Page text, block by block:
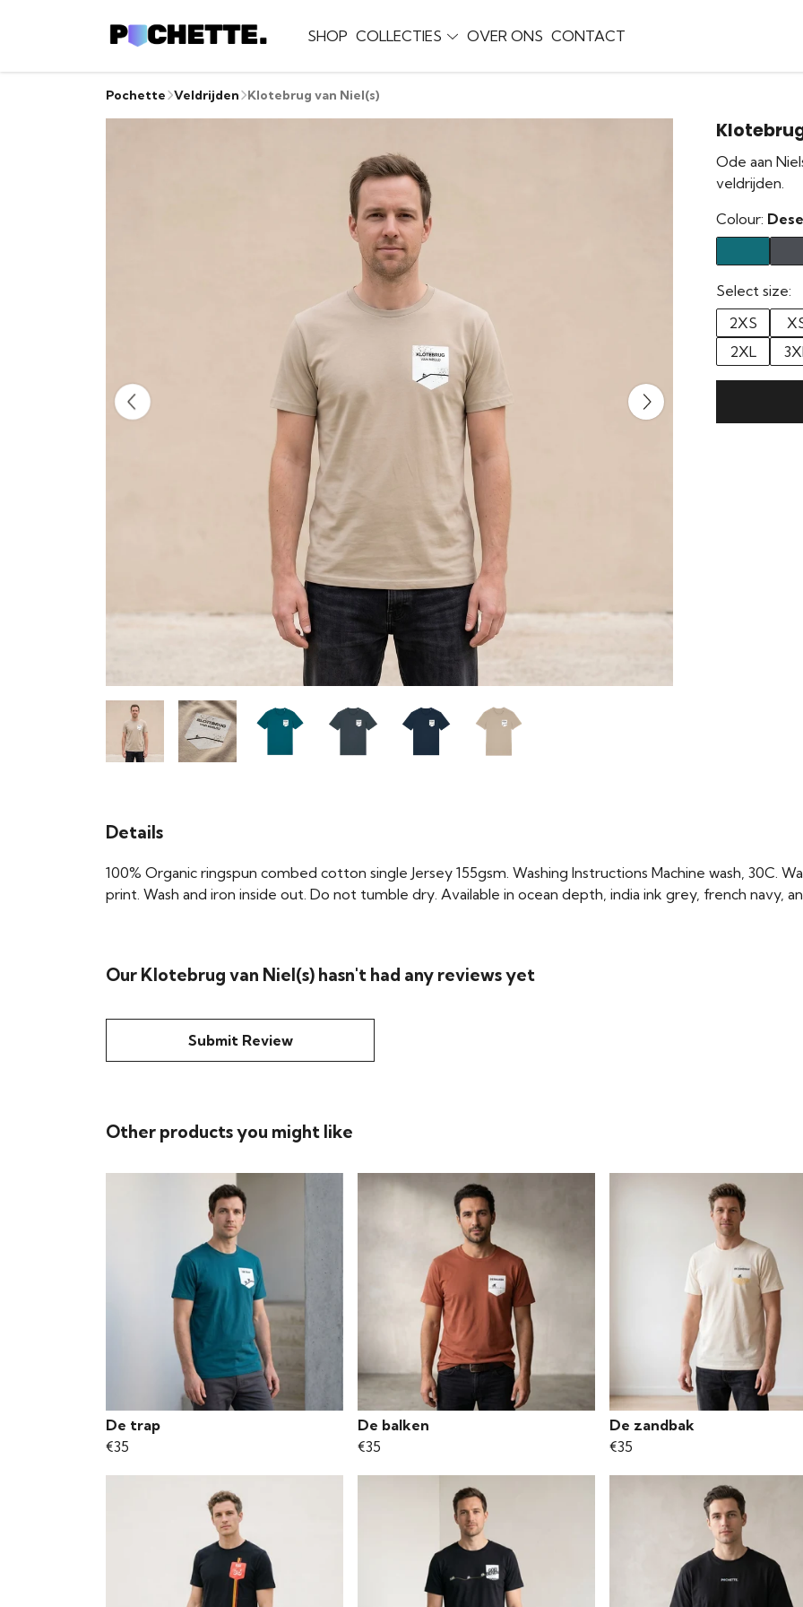
SHOP COLLECTIES OVER ONS CONTACT
Pochette Veldrijden Klotebrug van Niel(s)
Ode aan
veldrijden.
Colour:
Select size:
2XS
2XL
Details
100% Organic ringspun combed cotton single Jersey 155gsm. Washing Instructions Machine wash, 30C.
print. Wash and iron inside out. Do not tumble dry. Available in ocean depth, india ink grey, french navy,
Our Klotebrug van Niel(s) hasn't had any reviews yet
Submit Review
Other products you might like
De trap
€35
De balken
€35
De zandbak
€35